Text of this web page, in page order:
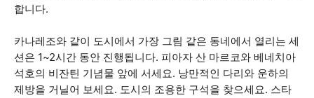
합니다.
카나레조와 같이 도시에서 가장 그림 같은 동네에서 열리는 세
션은 1~2시간 동안 진행됩니다. 피아자 산 마르코와 베네치아
석호의 비잔틴 기념물 앞에 서세요. 낭만적인 다리와 운하의
제방을 거닐어 보세요. 도시의 조용한 구석을 찾으세요. 스타